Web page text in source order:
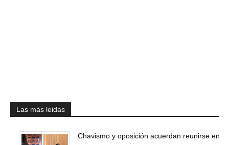
Las más leidas
Chavismo y oposición acuerdan reunirse en